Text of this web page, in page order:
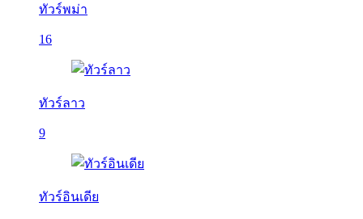
ทัวร์พม่า
16
ทัวร์ลาว
9
ทัวร์อินเดีย